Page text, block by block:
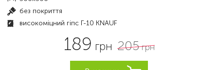
без покриття
високоміцний гіпс Г-10 KNAUF
189 грн 205грн